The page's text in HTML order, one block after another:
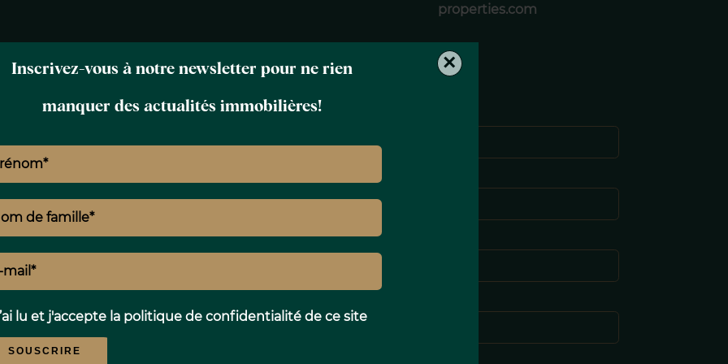
Inscrivez-vous à notre newsletter pour ne rien
manquer des actualités immobilières!
lu et j'accepte la politique de confidentialité de ce site
SOUSCRIRE
×
properties.com
Nom de famille *
E-mail *